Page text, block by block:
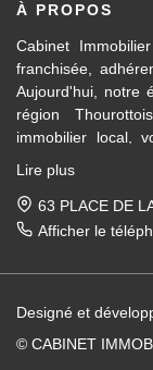
À PROPOS
Cabinet
franchisée,
Aujourd'hui, notre
région
immobilier local,
immobilière ainsi
Des formations
Pour la vente de
entre Ressons-
communes entre
Lire plus
63 PLACE DE
Afficher le
Designé et
© CABINET